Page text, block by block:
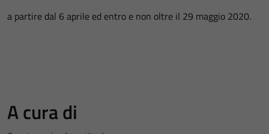
a partire dal 6 aprile ed entro e non oltre il 29 maggio 2020.
A cura di